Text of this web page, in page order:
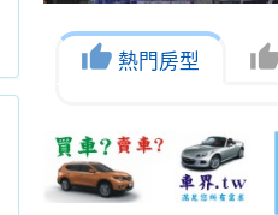
thumb_up 熱門房型